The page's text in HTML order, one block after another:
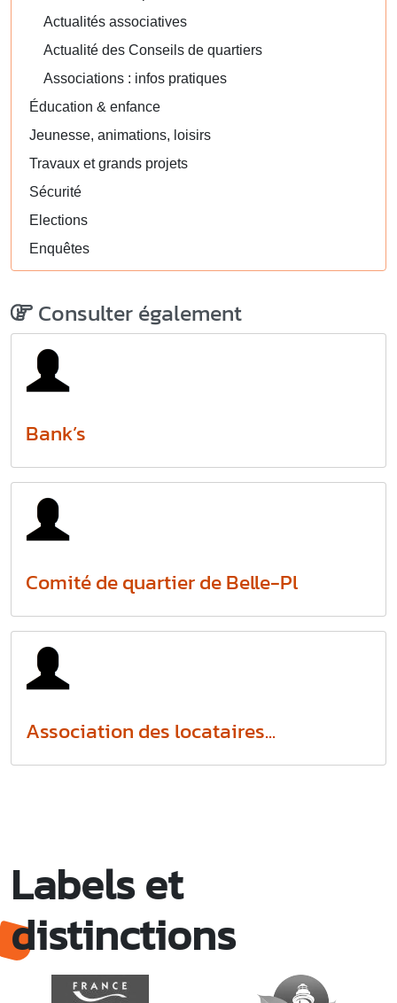
Actualités associatives
Actualité des Conseils de quartiers
Associations : infos pratiques
Éducation & enfance
Jeunesse, animations, loisirs
Travaux et grands projets
Sécurité
Elections
Enquêtes
Consulter également
Bank’s
Comité de quartier de Belle-Pl
Association des locataires...
Labels et
distinctions